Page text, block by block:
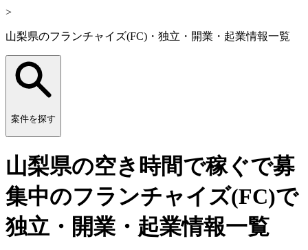
>
山梨県のフランチャイズ(FC)・独立・開業・起業情報一覧
案件を探す
山梨県の空き時間で稼ぐで募
集中のフランチャイズ(FC)で
独立・開業・起業情報一覧